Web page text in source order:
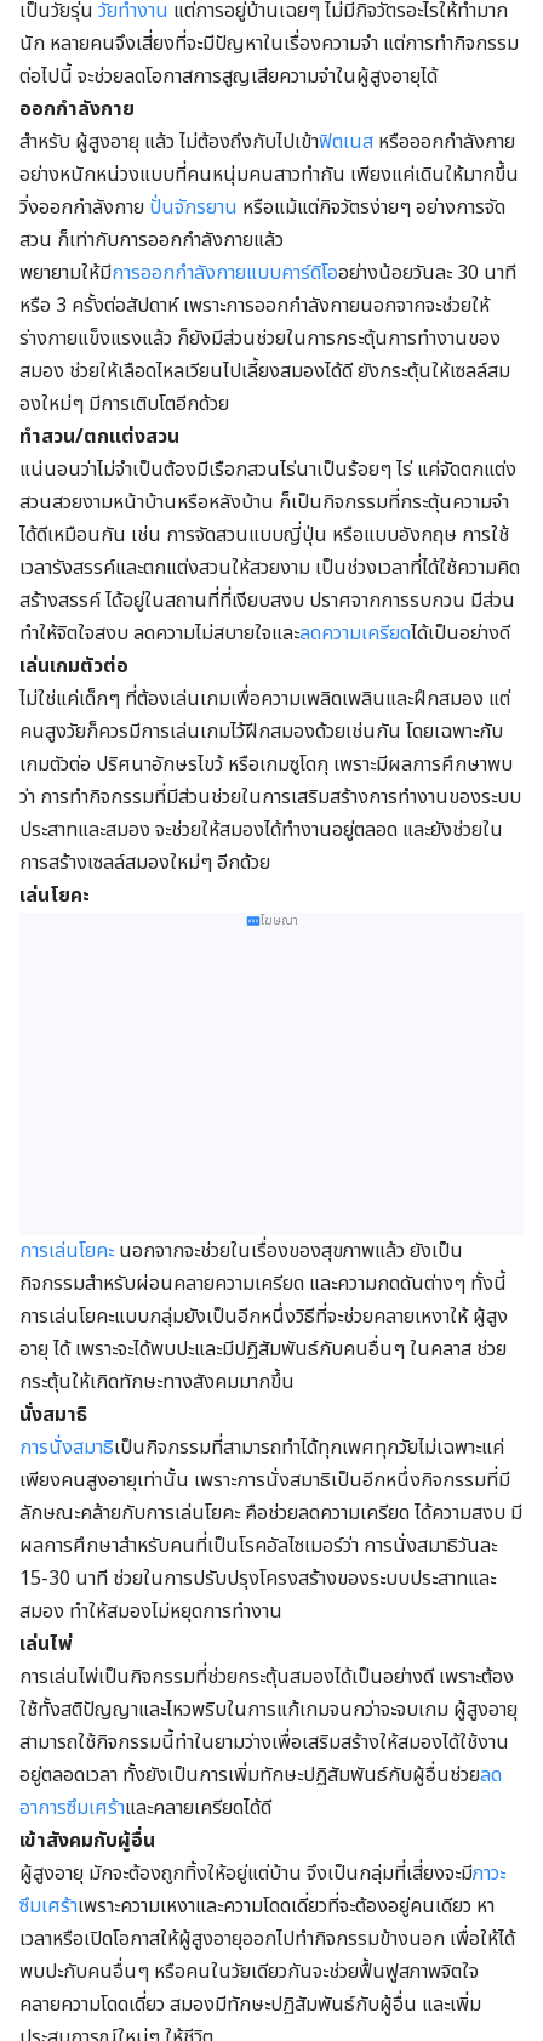
เป็นวัยรุ่น วัยทำงาน แต่การอยู่บ้านเฉยๆ ไม่มีกิจวัตรอะไรให้ทำมาก
นัก หลายคนจึงเสี่ยงที่จะมีปัญหาในเรื่องความจำ แต่การทำกิจกรรม
ต่อไปนี้ จะช่วยลดโอกาสการสูญเสียความจำในผู้สูงอายุได้
ออกกำลังกาย
สำหรับ ผู้สูงอายุ แล้ว ไม่ต้องถึงกับไปเข้าฟิตเนส หรือออกกำลังกาย
อย่างหนักหน่วงแบบที่คนหนุ่มคนสาวทำกัน เพียงแค่เดินให้มากขึ้น
วิ่งออกกำลังกาย ปั่นจักรยาน หรือแม้แต่กิจวัตรง่ายๆ อย่างการจัด
สวน ก็เท่ากับการออกกำลังกายแล้ว
พยายามให้มีการออกกำลังกายแบบคาร์ดิโออย่างน้อยวันละ 30 นาที
หรือ 3 ครั้งต่อสัปดาห์ เพราะการออกกำลังกายนอกจากจะช่วยให้
ร่างกายแข็งแรงแล้ว ก็ยังมีส่วนช่วยในการกระตุ้นการทำงานของ
สมอง ช่วยให้เลือดไหลเวียนไปเลี้ยงสมองได้ดี ยังกระตุ้นให้เซลล์สม
องใหม่ๆ มีการเติบโตอีกด้วย
ทำสวน/ตกแต่งสวน
แน่นอนว่าไม่จำเป็นต้องมีเรือกสวนไร่นาเป็นร้อยๆ ไร่ แค่จัดตกแต่ง
สวนสวยงามหน้าบ้านหรือหลังบ้าน ก็เป็นกิจกรรมที่กระตุ้นความจำ
ได้ดีเหมือนกัน เช่น การจัดสวนแบบญี่ปุ่น หรือแบบอังกฤษ การใช้
เวลารังสรรค์และตกแต่งสวนให้สวยงาม เป็นช่วงเวลาที่ได้ใช้ความคิด
สร้างสรรค์ ได้อยู่ในสถานที่ที่เงียบสงบ ปราศจากการรบกวน มีส่วน
ทำให้จิตใจสงบ ลดความไม่สบายใจและลดความเครียดได้เป็นอย่างดี
เล่นเกมตัวต่อ
ไม่ใช่แค่เด็กๆ ที่ต้องเล่นเกมเพื่อความเพลิดเพลินและฝึกสมอง แต่
คนสูงวัยก็ควรมีการเล่นเกมไว้ฝีกสมองด้วยเช่นกัน โดยเฉพาะกับ
เกมตัวต่อ ปริศนาอักษรไขว้ หรือเกมซูโดกุ เพราะมีผลการศึกษาพบ
ว่า การทำกิจกรรมที่มีส่วนช่วยในการเสริมสร้างการทำงานของระบบ
ประสาทและสมอง จะช่วยให้สมองได้ทำงานอยู่ตลอด และยังช่วยใน
การสร้างเซลล์สมองใหม่ๆ อีกด้วย
เล่นโยคะ
โฆษณา
การเล่นโยคะนอกจากจะช่วยในเรื่องของสุขภาพแล้ว ยังเป็น
กิจกรรมสำหรับผ่อนคลายความเครียด และความกดดันต่างๆ ทั้งนี้
การเล่นโยคะแบบกลุ่มยังเป็นอีกหนึ่งวิธีที่จะช่วยคลายเหงาให้ ผู้สูง
อายุ ได้ เพราะจะได้พบปะและมีปฏิสัมพันธ์กับคนอื่นๆ ในคลาส ช่วย
กระตุ้นให้เกิดทักษะทางสังคมมากขึ้น
นั่งสมาธิ
การนั่งสมาธิเป็นกิจกรรมที่สามารถทำได้ทุกเพศทุกวัยไม่เฉพาะแค่
เพียงคนสูงอายุเท่านั้น เพราะการนั่งสมาธิเป็นอีกหนึ่งกิจกรรมที่มี
ลักษณะคล้ายกับการเล่นโยคะ คือช่วยลดความเครียด ได้ความสงบ มี
ผลการศึกษาสำหรับคนที่เป็นโรคอัลไซเมอร์ว่า การนั่งสมาธิวันละ
15-30 นาที ช่วยในการปรับปรุงโครงสร้างของระบบประสาทและ
สมอง ทำให้สมองไม่หยุดการทำงาน
เล่นไพ่
การเล่นไพ่เป็นกิจกรรมที่ช่วยกระตุ้นสมองได้เป็นอย่างดี เพราะต้อง
ใช้ทั้งสติปัญญาและไหวพริบในการแก้เกมจนกว่าจะจบเกม ผู้สูงอายุ
สามารถใช้กิจกรรมนี้ทำในยามว่างเพื่อเสริมสร้างให้สมองได้ใช้งาน
อยู่ตลอดเวลา ทั้งยังเป็นการเพิ่มทักษะปฏิสัมพันธ์กับผู้อื่นช่วยลด
อาการซึมเศร้าและคลายเครียดได้ดี
เข้าสังคมกับผู้อื่น
ผู้สูงอายุ มักจะต้องถูกทิ้งให้อยู่แต่บ้าน จึงเป็นกลุ่มที่เสี่ยงจะมีภาวะ
ซึมเศร้าเพราะความเหงาและความโดดเดี่ยวที่จะต้องอยู่คนเดียว หา
เวลาหรือเปิดโอกาสให้ผู้สูงอายุออกไปทำกิจกรรมข้างนอก เพื่อให้ได้
พบปะกับคนอื่นๆ หรือคนในวัยเดียวกันจะช่วยฟื้นฟูสภาพจิตใจ
คลายความโดดเดี่ยว สมองมีทักษะปฏิสัมพันธ์กับผู้อื่น และเพิ่ม